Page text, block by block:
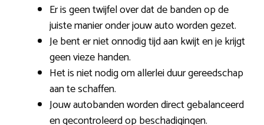
Er is geen twijfel over dat de banden op de
juiste manier onder jouw auto worden gezet.
Je bent er niet onnodig tijd aan kwijt en je krijgt
geen vieze handen.
Het is niet nodig om allerlei duur gereedschap
aan te schaffen.
Jouw autobanden worden direct gebalanceerd
en gecontroleerd op beschadigingen.